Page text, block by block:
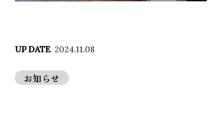
2024.11.08
お知らせ